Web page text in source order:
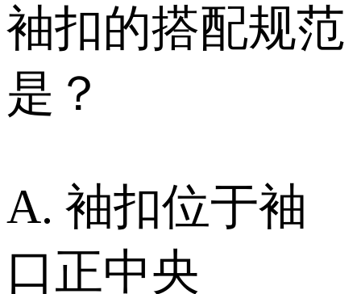
袖扣的搭配规范
是？
A. 袖扣位于袖
口正中央